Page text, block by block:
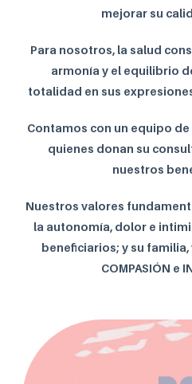
mejorar su
Para nosotros, la salud
armonía y el equilibrio
totalidad en sus
Contamos con un equipo
quienes donan su
nuestros
Nuestros valores
la autonomía, dolor e
beneficiarios; y su
COMPASIÓN e